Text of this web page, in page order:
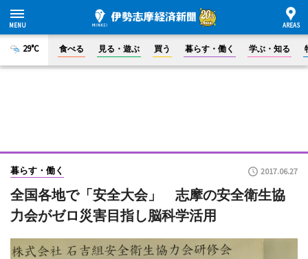
29°C 食べる 見る・遊ぶ 買う 暮らす・働く 学ぶ・知る
暮らす・働く 2017.06.27
全国各地で「安全大会」 志摩の安全衛生協
力会がゼロ災害目指し脳科学活用